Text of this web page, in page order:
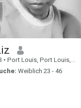
• Port Louis, Port Louis, Mauritius
Weiblich 23 - 46